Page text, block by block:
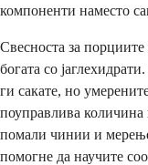
компоненти наместо
Свесноста за
богата со
ги сакате, но
поуправлива количина
помали чинии и
помогне да научите